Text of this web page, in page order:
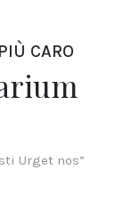
CARO
Urget nos”